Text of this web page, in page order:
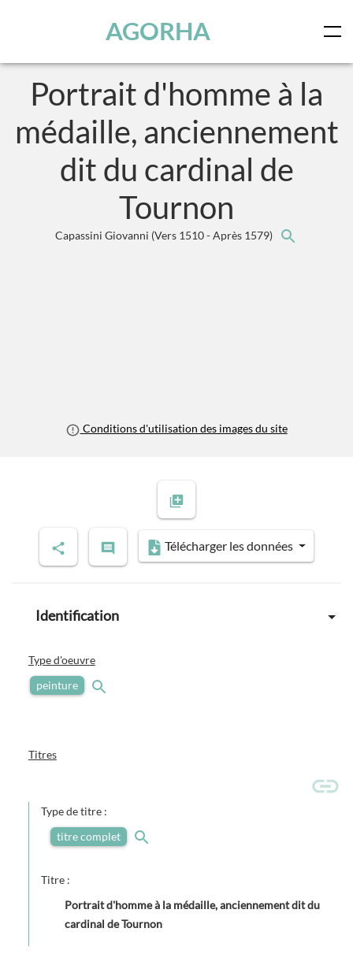
AGORHA
Portrait d'homme à la
médaille, anciennement
dit du cardinal de
Tournon
Capassini Giovanni (Vers 1510 - Après 1579)
Conditions d'utilisation des images du site
Télécharger les données
Identification
Type d'oeuvre
peinture
Titres
Type de titre :
titre complet
Titre :
Portrait d'homme à la médaille, anciennement dit du
cardinal de Tournon